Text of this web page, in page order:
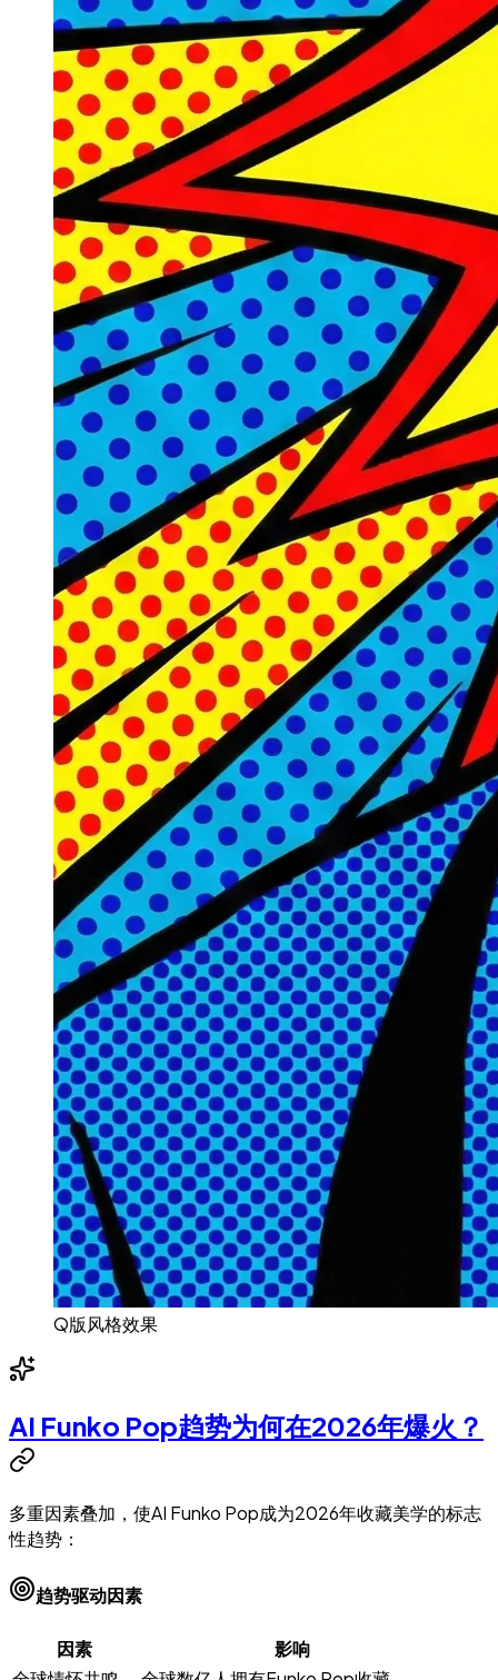
Q版风格效果
AI Funko Pop趋势为何在2026年爆火？
多重因素叠加，使AI Funko Pop成为2026年收藏美学的标志
性趋势：
趋势驱动因素
因素
影响